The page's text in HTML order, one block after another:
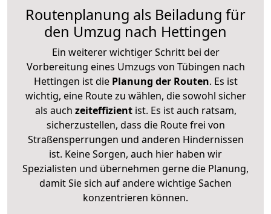
Routenplanung als Beiladung für
den Umzug nach Hettingen
Ein weiterer wichtiger Schritt bei der
Vorbereitung eines Umzugs von Tübingen nach
Hettingen ist diePlanung der Routen. Es ist
wichtig, eine Route zu wählen, die sowohl sicher
als auch zeiteffizientist. Es ist auch ratsam,
sicherzustellen, dass die Route frei von
Straßensperrungen und anderen Hindernissen
ist. Keine Sorgen, auch hier haben wir
Spezialisten und übernehmen gerne die Planung,
damit Sie sich auf andere wichtige Sachen
konzentrieren können.